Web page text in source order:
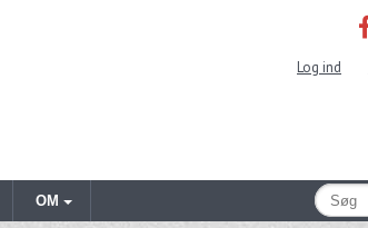
Log ind
OM